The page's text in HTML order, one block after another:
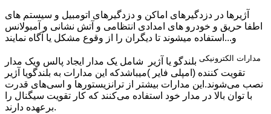
آژیرها در دزدگیرهای اماکن و دزدگیرهای اتومبیل و سیستم های
اطفا حریق و خودرو های امدادی انتظامی و آتش نشانی و آمبولانس
و...استفاده میشوند تا دیگران را از وقوع مشکل یا آگاه نمایند
مدارات الکترونیکی بلندگو یا آژیر
شامل یک مدار ایجاد پالس ویک مدار
تقویت کننده (امپلی فایر )میباشدکه این مدارات به بلندگویا آژیر
نصب می‌شوند.این مدارات بیشتر از ترانزیستورها و اسی‌های قدرت
با توان بالا در مدار خود استفاده می‌کنند که کار تقویت سیگنال را
برعهده دارند.